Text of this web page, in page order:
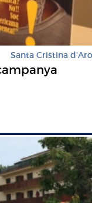
Santa Cristina d'Aro